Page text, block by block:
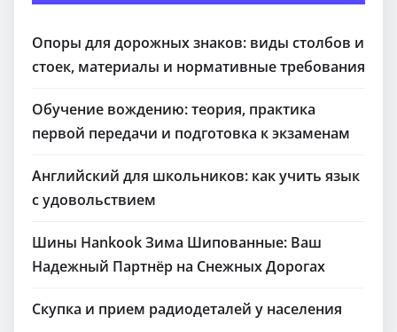
Опоры для дорожных знаков: виды столбов и
стоек, материалы и нормативные требования
Обучение вождению: теория, практика
первой передачи и подготовка к экзаменам
Английский для школьников: как учить язык
с удовольствием
Шины Hankook Зима Шипованные: Ваш
Надежный Партнёр на Снежных Дорогах
Скупка и прием радиодеталей у населения